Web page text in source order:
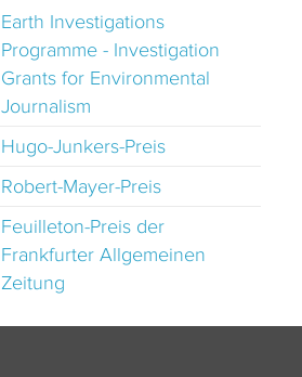
Earth Investigations
Programme - Investigation
Grants for Environmental
Journalism
Hugo-Junkers-Preis
Robert-Mayer-Preis
Feuilleton-Preis der
Frankfurter Allgemeinen
Zeitung